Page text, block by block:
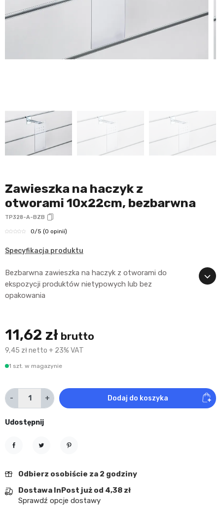
Zawieszka na haczyk z
otworami 10x22cm, bezbarwna
TP328-A-BZB
0/5 (0 opinii)
Specyfikacja produktu
Bezbarwna zawieszka na haczyk z otworami do
ekspozycji produktów nietypowych lub bez
opakowania
11,62 zł brutto
9,45 zł netto + 23% VAT
1 szt. w magazynie
- + Dodaj do koszyka
Udostępnij
Odbierz osobiście za 2 godziny
Dostawa InPost już od 4,38 zł
Sprawdź opcje dostawy